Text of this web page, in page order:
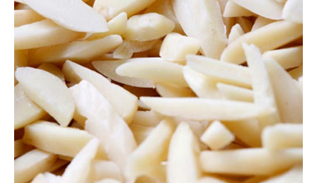
?
Vous avez besoin d'un devis ?
Nous sommes à votre service
Nous Contacter